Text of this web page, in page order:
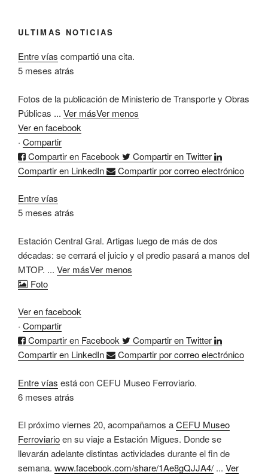
ULTIMAS NOTICIAS
Entre vías compartió una cita.
5 meses atrás
Fotos de la publicación de Ministerio de Transporte y Obras
Públicas ... Ver másVer menos
Ver en facebook
· Compartir
Compartir en Facebook
Compartir en Twitter
Compartir en LinkedIn
Compartir por correo electrónico
Entre vías
5 meses atrás
Estación Central Gral. Artigas luego de más de dos
décadas: se cerrará el juicio y el predio pasará a manos del
MTOP. ... Ver másVer menos
Foto
Ver en facebook
· Compartir
Compartir en Facebook
Compartir en Twitter
Compartir en LinkedIn
Compartir por correo electrónico
Entre vías está con CEFU Museo Ferroviario.
6 meses atrás
El próximo viernes 20, acompañamos aCEFU Museo
Ferroviarioen su viaje a Estación Migues. Donde se
llevarán adelante distintas actividades durante el fin de
semana. www.facebook.com/share/1Ae8gQJJA4/ ... Ver